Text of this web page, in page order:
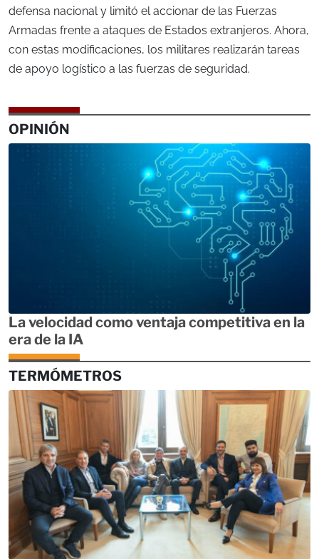
defensa nacional y limitó el accionar de las Fuerzas
Armadas frente a ataques de Estados extranjeros. Ahora,
con estas modificaciones, los militares realizarán tareas
de apoyo logístico a las fuerzas de seguridad.
OPINIÓN
La velocidad como ventaja competitiva en la
era de la IA
TERMÓMETROS